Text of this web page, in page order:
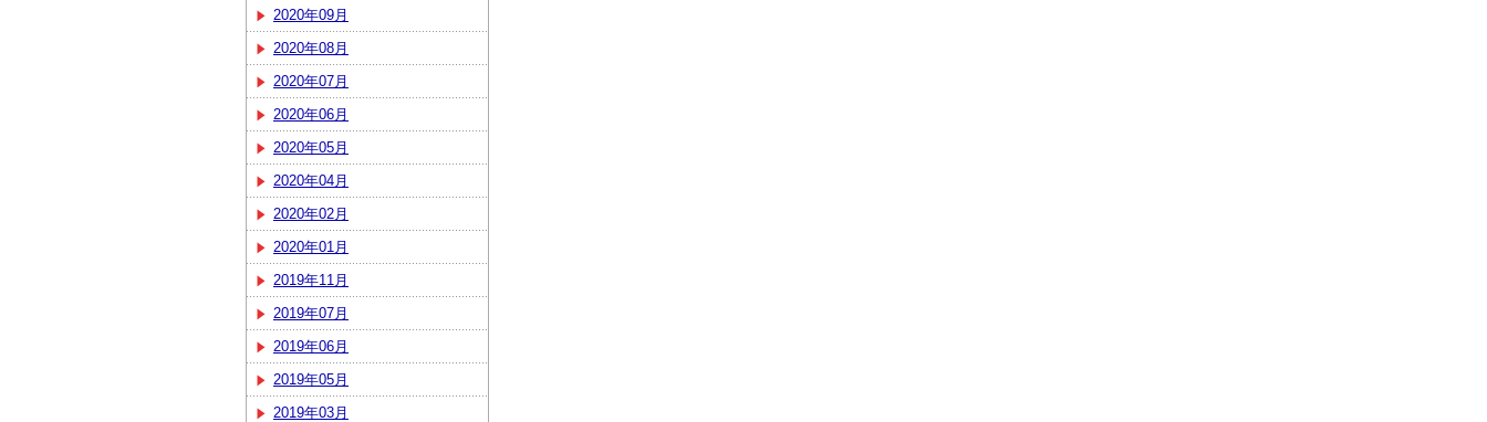
2020年09月
2020年08月
2020年07月
2020年06月
2020年05月
2020年04月
2020年02月
2020年01月
2019年11月
2019年07月
2019年06月
2019年05月
2019年03月